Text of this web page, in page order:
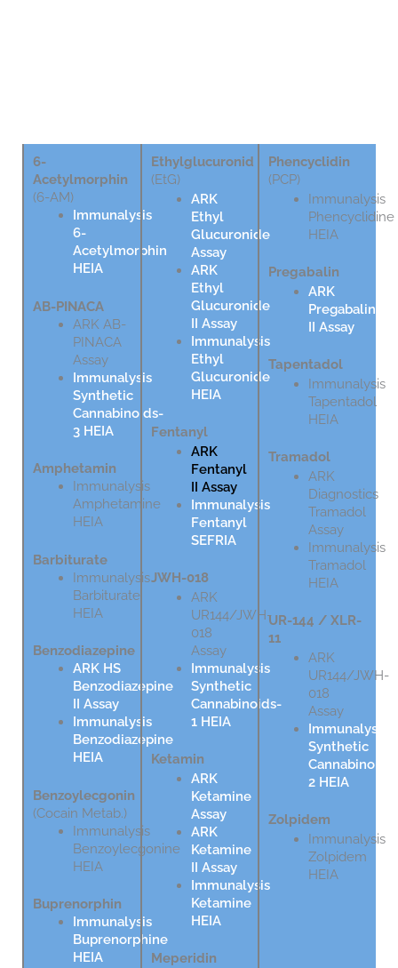
6-
Acetylmorphin
(6-AM)
Immunalysis
6-
Acetylmorphin
HEIA
AB-PINACA
ARK AB-
PINACA
Assay
Immunalysis
Synthetic
Cannabinoids-
3 HEIA
Amphetamin
Immunalysis
Amphetamine
HEIA
Barbiturate
Immunalysis
Barbiturate
HEIA
Benzodiazepine
ARK HS
Benzodiazepine
II Assay
Immunalysis
Benzodiazepine
HEIA
Benzoylecgonin
(Cocain Metab.)
Immunalysis
Benzoylecgonine
HEIA
Buprenorphin
Immunalysis
Buprenorphine
HEIA
Ethylglucuronid
(EtG)
ARK
Ethyl
Glucuronide
Assay
ARK
Ethyl
Glucuronide
II Assay
Immunalysis
Ethyl
Glucuronide
HEIA
Fentanyl
ARK
Fentanyl
II Assay
Immunalysis
Fentanyl
SEFRIA
JWH-018
ARK
UR144/JWH-
018
Assay
Immunalysis
Synthetic
Cannabinoids-
1 HEIA
Ketamin
ARK
Ketamine
Assay
ARK
Ketamine
II Assay
Immunalysis
Ketamine
HEIA
Meperidin
Phencyclidin
(PCP)
Immunalysis
Phencyclidine
HEIA
Pregabalin
ARK
Pregabalin
II Assay
Tapentadol
Immunalysis
Tapentadol
HEIA
Tramadol
ARK
Diagnostics
Tramadol
Assay
Immunalysis
Tramadol
HEIA
UR-144 / XLR-
11
ARK
UR144/JWH-
018
Assay
Immunalysis
Synthetic
2 HEIA
Zolpidem
Immunalysis
Zolpidem
HEIA